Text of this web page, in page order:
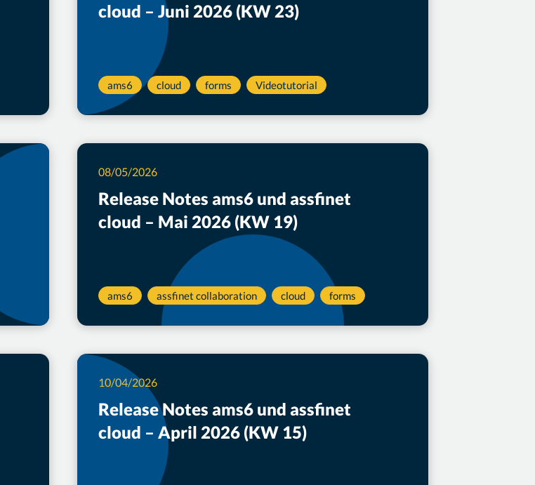
cloud – Juni 2026 (KW 23)
ams6 cloud forms Videotutorial
Release Notes ams6 und assfinet
cloud – Mai 2026 (KW 19)
08/05/2026
ams6 assfinet collaboration cloud forms
Release Notes ams6 und assfinet
cloud – April 2026 (KW 15)
10/04/2026